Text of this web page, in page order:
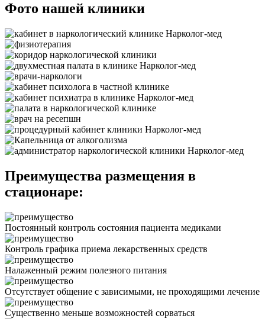
Фото нашей клиники
Преимущества размещения в
стационаре:
Постоянный контроль состояния пациента медиками
Контроль графика приема лекарственных средств
Налаженный режим полезного питания
Отсутствует общение с зависимыми, не проходящими лечение
Существенно меньше возможностей сорваться